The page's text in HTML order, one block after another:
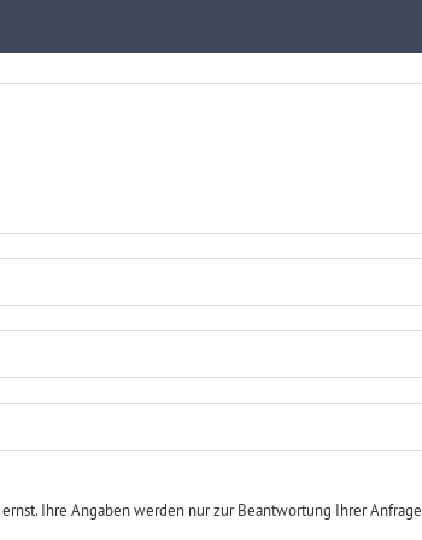
ernst. Ihre Angaben werden nur zur Beantwortung Ihrer Anfrage